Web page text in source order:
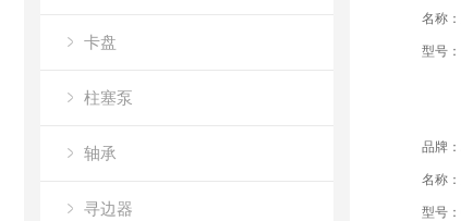
卡盘
柱塞泵
轴承
寻边器
名称
型号
品牌
名称
型号